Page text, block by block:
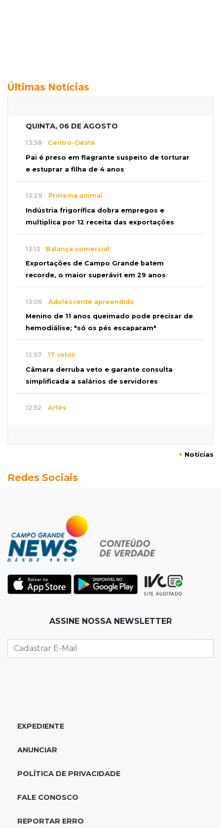
Últimas Notícias
QUINTA, 06 DE AGOSTO
13:38 Centro-Oeste
Pai é preso em flagrante suspeito de torturar
e estuprar a filha de 4 anos
13:29 Proteína animal
Indústria frigorífica dobra empregos e
multiplica por 12 receita das exportações
13:13 Balança comercial
Exportações de Campo Grande batem
recorde, o maior superávit em 29 anos
13:06 Adolescente apreendido
Menino de 11 anos queimado pode precisar de
hemodiálise; "só os pés escaparam"
12:57 17 votos
Câmara derruba veto e garante consulta
simplificada a salários de servidores
12:52 Artes
O terrorismo começa pela dignidade humana
Da fivela de campeã ao sonho internacional:
amazona de MS quer chegar ao Texas
12:32Máquinas de Areia
alvo por R$ 100 milhões em contratos
Defesa Civil descarta cenário extremo com
Após apagão, comerciantes contabilizam
ganhar dia oficial em MS
11:38Agosto Lilás
+ Notícias
Redes Sociais
ASSINE NOSSA NEWSLETTER
EXPEDIENTE
ANUNCIAR
POLÍTICA DE PRIVACIDADE
FALE CONOSCO
REPORTAR ERRO